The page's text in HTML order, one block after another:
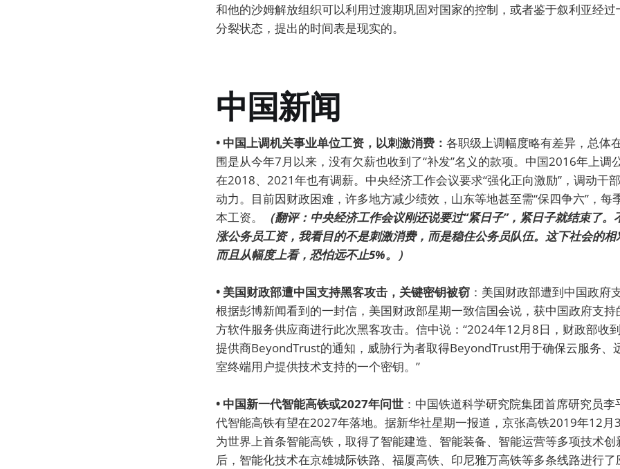
和他的沙姆解放组织可以利用过渡期巩固对国家的控制，或者鉴于叙利亚经
分裂状态，提出的时间表是现实的。
中国新闻
• 中国上调机关事业单位工资，以刺激消费： 各职级上调幅度略有差异，总体
围是从今年7月以来，没有欠薪也收到了“补发”名义的款项。中国2016年上调
在2018、2021年也有调薪。中央经济工作会议要求“强化正向激励”，调动干
动力。目前因财政困难，许多地方减少绩效，山东等地甚至需“保四争六”，每
本工资。
（翻评：中央经济工作会议刚还说要过“紧日子”，紧日子就结束了
涨公务员工资，我看目的不是刺激消费，而是稳住公务员队伍。这下社会的
而且从幅度上看，恐怕远不止5%。）
• 美国财政部遭中国支持黑客攻击，关键密钥被窃 ：美国财政部遭到中国政府
根据彭博新闻看到的一封信，美国财政部星期一致信国会说，获中国政府支
方软件服务供应商进行此次黑客攻击。信中说：“2024年12月8日，财政部收
提供商BeyondTrust的通知，威胁行为者取得BeyondTrust用于确保云服务、
室终端用户提供技术支持的一个密钥。”
• 中国新一代智能高铁或2027年问世 ：中国铁道科学研究院集团首席研究员
代智能高铁有望在2027年落地。据新华社星期一报道，京张高铁2019年12月
为世界上首条智能高铁，取得了智能建造、智能装备、智能运营等多项技术
后，智能化技术在京雄城际铁路、福厦高铁、印尼雅万高铁等多条线路进行